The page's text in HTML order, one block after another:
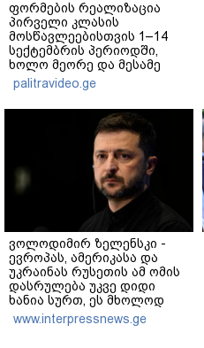
ფორმების რეალიზაცია
პირველი კლასის
მოსწავლეებისთვის 1–14
სექტემბრის პერიოდში,
ხოლო მეორე და მესამე
ეტაპებზე...
palitravideo.ge
ვოლოდიმირ ზელენსკი -
ევროპას, ამერიკასა და
უკრაინას რუსეთის ამ ომის
დასრულება უკვე დიდი
ხანია სურთ, ეს მხოლოდ
პუტინს არ სურს - მეტი
ზეწოლაა საჭირო
www.interpressnews.ge